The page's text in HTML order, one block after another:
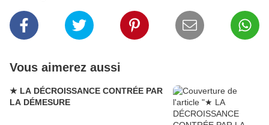
Vous aimerez aussi
★ LA DÉCROISSANCE CONTRÉE PAR
LA DÉMESURE